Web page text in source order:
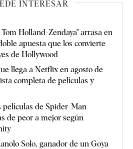
INTERESAR
Tom Holland-Zendaya" arrasa en
apuesta que los convierte
de Hollywood
llega a Netflix en agosto de
completa de películas y
películas de Spider-Man
de peor a mejor según
Solo, ganador de un Goya